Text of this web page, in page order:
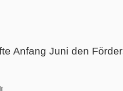
Anfang Juni den